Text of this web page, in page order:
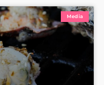
Media